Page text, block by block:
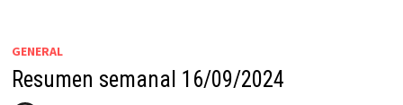
GENERAL
Resumen semanal 16/09/2024